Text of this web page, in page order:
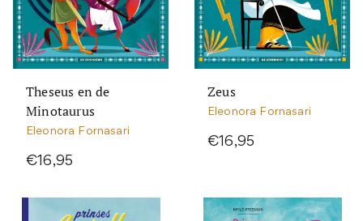
Theseus en de
Minotaurus
Eleonora Fornasari
€16,95
Zeus
Eleonora Fornasari
€16,95